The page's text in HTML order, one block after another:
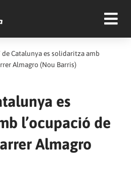
de Catalunya es solidaritza amb
Almagro (Nou Barris)
es
l’ocupació de
Almagro